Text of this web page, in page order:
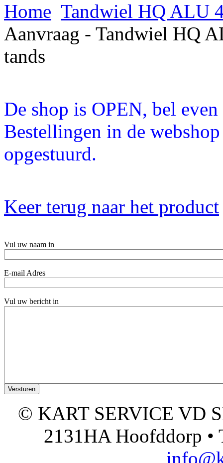
Home Tandwiel HQ ALU
Aanvraag - Tandwiel HQ
tands
De shop is OPEN, bel
Bestellingen in de
opgestuurd.
Keer terug naar het product
Vul uw naam in
E-mail Adres
Vul uw bericht in
© KART SERVICE VD
2131HA Hoofddorp •